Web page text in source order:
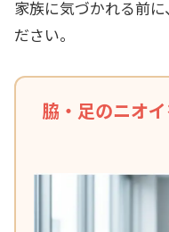
家族に気づかれる前
ださい。
脇・足のニオ